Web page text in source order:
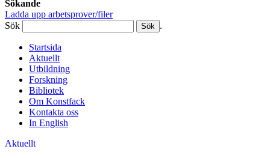
Sökande
Ladda upp arbetsprover/filer
Sök
.
Startsida
Aktuellt
Utbildning
Forskning
Bibliotek
Om Konstfack
Kontakta oss
In English
Aktuellt